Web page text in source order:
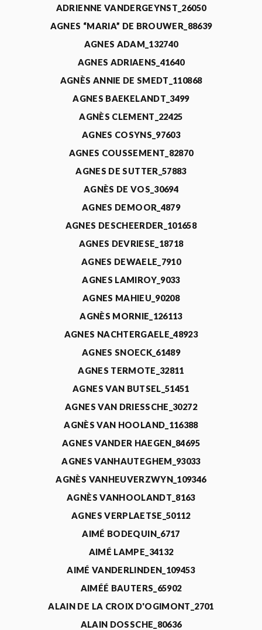
ADRIENNE VANDERGEYNST_26050
AGNES “MARIA” DE BROUWER_88639
AGNES ADAM_132740
AGNES ADRIAENS_41640
AGNÈS ANNIE DE SMEDT_110868
AGNES BAEKELANDT_3499
AGNÈS CLEMENT_22425
AGNES COSYNS_97603
AGNES COUSSEMENT_82870
AGNES DE SUTTER_57883
AGNÈS DE VOS_30694
AGNES DEMOOR_4879
AGNES DESCHEERDER_101658
AGNES DEVRIESE_18718
AGNES DEWAELE_7910
AGNES LAMIROY_9033
AGNES MAHIEU_90208
AGNÈS MORNIE_126113
AGNES NACHTERGAELE_48923
AGNES SNOECK_61489
AGNES TERMOTE_32811
AGNES VAN BUTSEL_51451
AGNES VAN DRIESSCHE_30272
AGNÈS VAN HOOLAND_116388
AGNES VANDER HAEGEN_84695
AGNES VANHAUTEGHEM_93033
AGNÈS VANHEUVERZWYN_109346
AGNÈS VANHOOLANDT_8163
AGNES VERPLAETSE_50112
AIMÉ BODEQUIN_6717
AIMÉ LAMPE_34132
AIMÉ VANDERLINDEN_109453
AIMÉÉ BAUTERS_65902
ALAIN DE LA CROIX D'OGIMONT_2701
ALAIN DOSSCHE_80636